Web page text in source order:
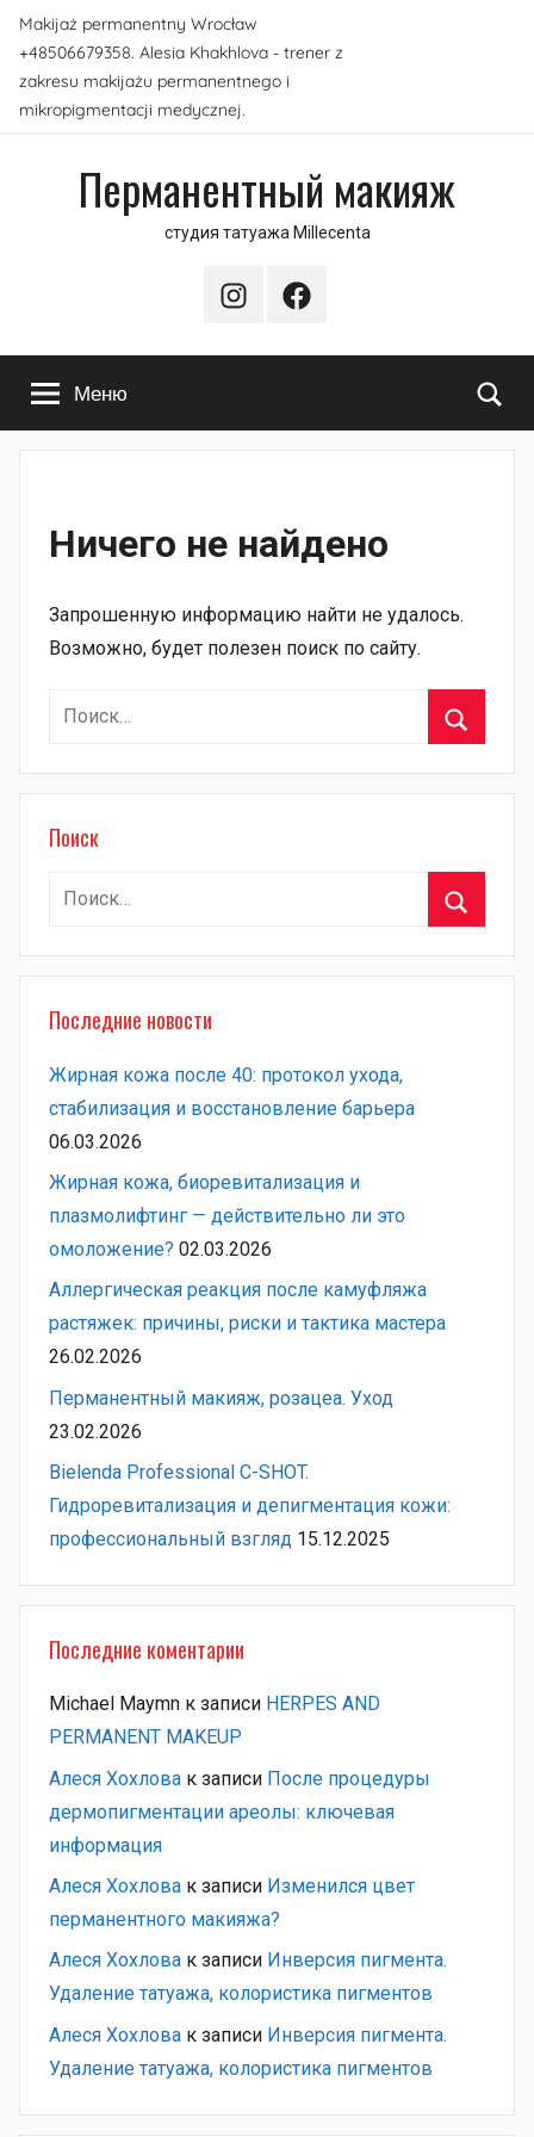
Перейти
содержимому
Makijaż permanentny Wrocław
+48506679358. Alesia Khakhlova - trener z
zakresu makijażu permanentnego i
mikropigmentacji medycznej.
Перманентный макияж
студия татуажа Millecenta
InstagramFacebook
Меню
Ничего не найдено
Запрошенную информацию найти не удалось.
Возможно, будет полезен поиск по сайту.
Найти:
Поиск
Найти:
Последние новости
Жирная кожа после 40: протокол ухода,
стабилизация и восстановление барьера
06.03.2026
Жирная кожа, биоревитализация и
плазмолифтинг — действительно ли это
омоложение? 02.03.2026
Аллергическая реакция после камуфляжа
растяжек: причины, риски и тактика мастера
26.02.2026
Перманентный макияж, розацеа. Уход
23.02.2026
Bielenda Professional C-SHOT.
Гидроревитализация и депигментация кожи:
профессиональный взгляд 15.12.2025
Последние коментарии
Michael Maymn к записи HERPES AND
PERMANENT MAKEUP
Алеся Хохлова к записи После процедуры
дермопигментации ареолы: ключевая
информация
Алеся Хохлова к записи Изменился цвет
перманентного макияжа?
Алеся Хохлова к записи Инверсия пигмента.
Удаление татуажа, колористика пигментов
Алеся Хохлова к записи Инверсия пигмента.
Удаление татуажа, колористика пигментов